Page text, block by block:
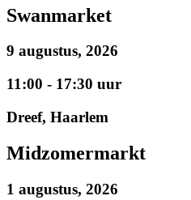
Swanmarket
9 augustus, 2026
11:00 - 17:30 uur
Dreef, Haarlem
Midzomermarkt
1 augustus, 2026